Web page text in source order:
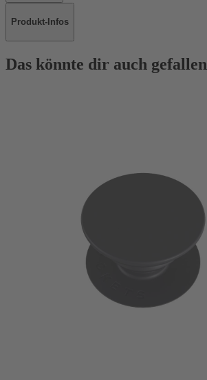
Produkt-Infos
Das könnte dir auch gefallen